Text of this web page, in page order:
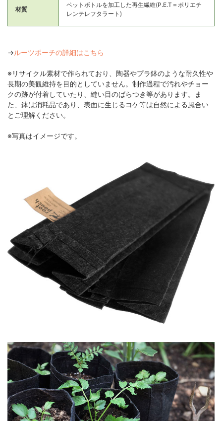
材質
ペットボトルを加工した再生繊維(P.E.T＝ポリエチ
レンテレフタラート)
→ルーツポーチの詳細はこちら
※リサイクル素材で作られており、陶器やプラ鉢のような耐久性や
長期の美観維持を目的としていません。制作過程で汚れやチョー
クの跡が付着していたり、縫い目のばらつき等があります。ま
た、鉢は消耗品であり、表面に生じるコケ等は自然による風合い
とご理解ください。
※写真はイメージです。